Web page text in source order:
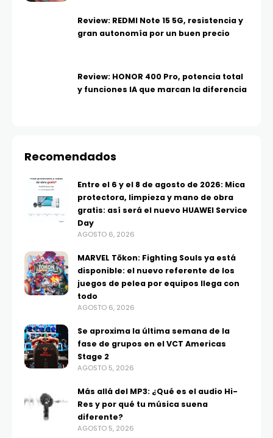
Review: REDMI Note 15 5G, resistencia y
gran autonomía por un buen precio
Review: HONOR 400 Pro, potencia total
y funciones IA que marcan la diferencia
Recomendados
Entre el 6 y el 8 de agosto de 2026: Mica
protectora, limpieza y mano de obra
gratis: así será el nuevo HUAWEI Service
Day
AGOSTO 6, 2026
MARVEL Tōkon: Fighting Souls ya está
disponible: el nuevo referente de los
juegos de pelea por equipos llega con
todo
AGOSTO 6, 2026
Se aproxima la última semana de la
fase de grupos en el VCT Americas
Stage 2
AGOSTO 5, 2026
Más allá del MP3: ¿Qué es el audio Hi-
Res y por qué tu música suena
diferente?
AGOSTO 5, 2026